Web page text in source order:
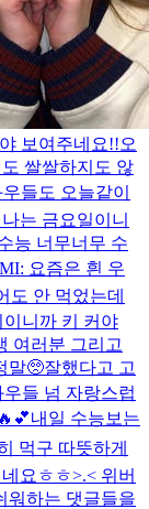
보여주네요!!오
쌀쌀하지도 않
들도 오늘같이
는 금요일이니
능 너무너무 수
요즘은 흰 우
도 안 먹었는데
이니까 키 커야
여러분 그리고
말🥺잘했다고 고
들 넘 자랑스럽
내일 수능보는
먹구 따뜻하게
요ㅎㅎ>.< 위버
워하는 댓글들을